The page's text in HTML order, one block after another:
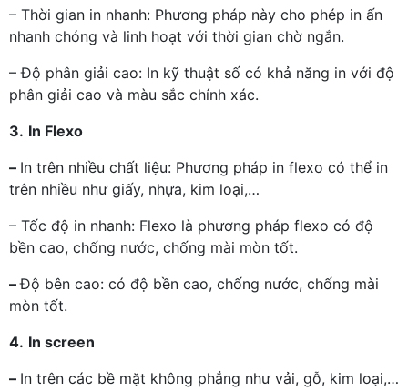
– Thời gian in nhanh: Phương pháp này cho phép in ấn
nhanh chóng và linh hoạt với thời gian chờ ngắn.
– Độ phân giải cao: In kỹ thuật số có khả năng in với độ
phân giải cao và màu sắc chính xác.
3. In Flexo
– In trên nhiều chất liệu: Phương pháp in flexo có thể in
trên nhiều như giấy, nhựa, kim loại,…
– Tốc độ in nhanh: Flexo là phương pháp flexo có độ
bền cao, chống nước, chống mài mòn tốt.
–Độ bên cao: có độ bền cao, chống nước, chống mài
mòn tốt.
4. In screen
– In trên các bề mặt không phẳng như vải, gỗ, kim loại,…